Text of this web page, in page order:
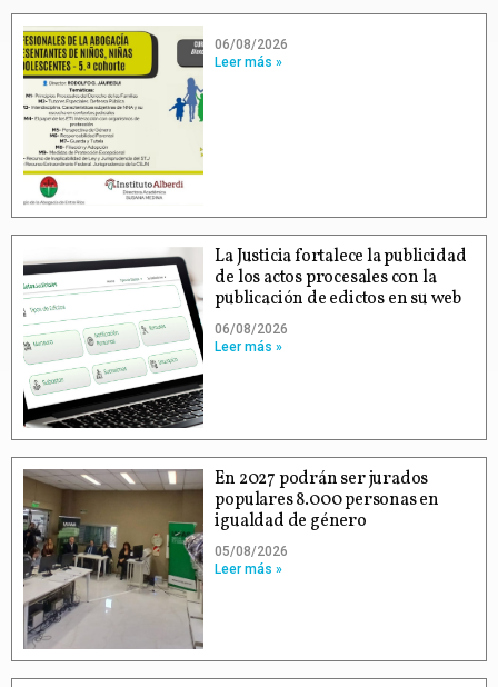
06/08/2026
Leer más »
La Justicia fortalece la publicidad
de los actos procesales con la
publicación de edictos en su web
06/08/2026
Leer más »
En 2027 podrán ser jurados
populares 8.000 personas en
igualdad de género
05/08/2026
Leer más »